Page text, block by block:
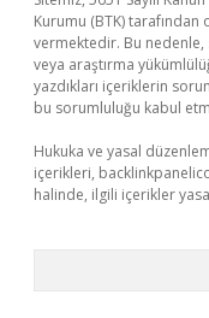
Kurumu (BTK) tarafından
vermektedir. Bu
veya araştırma
yazdıkları içeriklerin
bu sorumluluğu kabul
Hukuka ve yasal
içerikleri,
halinde, ilgili içerikler